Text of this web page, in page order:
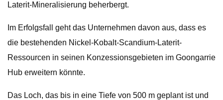
Laterit-Mineralisierung beherbergt.
Im Erfolgsfall geht das Unternehmen davon aus, dass es
die bestehenden Nickel-Kobalt-Scandium-Laterit-
Ressourcen in seinen Konzessionsgebieten im Goongarrie
Hub erweitern könnte.
Das Loch, das bis in eine Tiefe von 500 m geplant ist und